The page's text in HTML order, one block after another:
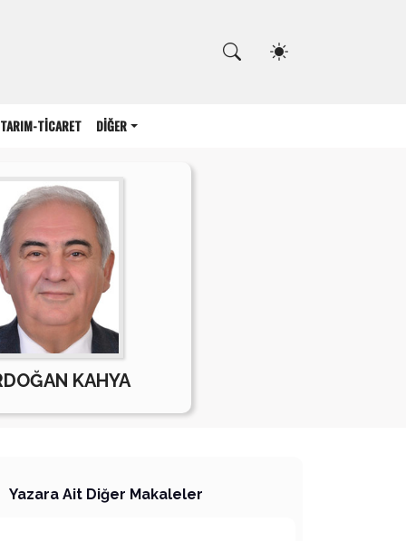
TARIM-TİCARET DİĞER
KAHYA
Yazara Ait Diğer Makaleler